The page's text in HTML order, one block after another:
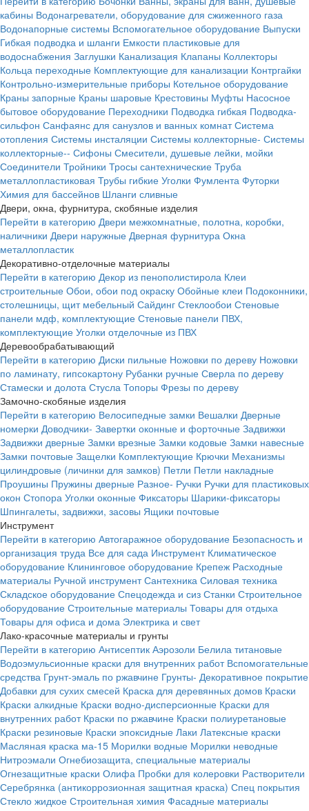
кабины Водонагреватели, оборудование для сжиженного газа
Водонапорные системы Вспомогательное оборудование Выпуски
Гибкая подводка и шланги Емкости пластиковые для
водоснабжения Заглушки Канализация Клапаны Коллекторы
Кольца переходные Комплектующие для канализации Контргайки
Контрольно-измерительные приборы Котельное оборудование
Краны запорные Краны шаровые Крестовины Муфты Насосное
бытовое оборудование Переходники Подводка гибкая Подводка-
сильфон Санфаянс для санузлов и ванных комнат Система
отопления Системы инсталяции Системы коллекторные- Системы
коллекторные-- Сифоны Смесители, душевые лейки, мойки
Соединители Тройники Тросы сантехнические Труба
металлопластиковая Трубы гибкие Уголки Фумлента Футорки
Химия для бассейнов Шланги сливные
Двери, окна, фурнитура, скобяные изделия
Перейти в категорию Двери межкомнатные, полотна, коробки,
наличники Двери наружные Дверная фурнитура Окна
металлопластик
Декоративно-отделочные материалы
Перейти в категорию Декор из пенополистирола Клеи
строительные Обои, обои под окраску Обойные клеи Подоконники,
столешницы, щит мебельный Сайдинг Стеклообои Стеновые
панели мдф, комплектующие Стеновые панели ПВХ,
комплектующие Уголки отделочные из ПВХ
Деревообрабатывающий
Перейти в категорию Диски пильные Ножовки по дереву Ножовки
по ламинату, гипсокартону Рубанки ручные Сверла по дереву
Стамески и долота Стусла Топоры Фрезы по дереву
Замочно-скобяные изделия
Перейти в категорию Велосипедные замки Вешалки Дверные
номерки Доводчики- Завертки оконные и форточные Задвижки
Задвижки дверные Замки врезные Замки кодовые Замки навесные
Замки почтовые Защелки Комплектующие Крючки Механизмы
цилиндровые (личинки для замков) Петли Петли накладные
Проушины Пружины дверные Разное- Ручки Ручки для пластиковых
окон Стопора Уголки оконные Фиксаторы Шарики-фиксаторы
Шпингалеты, задвижки, засовы Ящики почтовые
Инструмент
Перейти в категорию Автогаражное оборудование Безопасность и
организация труда Все для сада Инструмент Климатическое
оборудование Клининговое оборудование Крепеж Расходные
материалы Ручной инструмент Сантехника Силовая техника
Складское оборудование Спецодежда и сиз Станки Строительное
оборудование Строительные материалы Товары для отдыха
Товары для офиса и дома Электрика и свет
Лако-красочные материалы и грунты
Перейти в категорию Антисептик Аэрозоли Белила титановые
Водоэмульсионные краски для внутренних работ Вспомогательные
средства Грунт-эмаль по ржавчине Грунты- Декоративное покрытие
Добавки для сухих смесей Краска для деревянных домов Краски
Краски алкидные Краски водно-дисперсионные Краски для
внутренних работ Краски по ржавчине Краски полиуретановые
Краски резиновые Краски эпоксидные Лаки Латексные краски
Масляная краска ма-15 Морилки водные Морилки неводные
Нитроэмали Огнебиозащита, специальные материалы
Огнезащитные краски Олифа Пробки для колеровки Растворители
Серебрянка (антикоррозионная защитная краска) Спец покрытия
Стекло жидкое Строительная химия Фасадные материалы